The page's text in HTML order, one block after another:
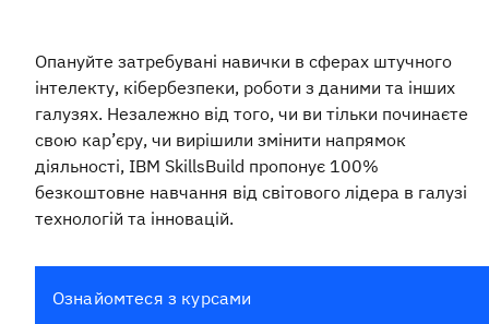
Опануйте затребувані навички в сферах штучного
інтелекту, кібербезпеки, роботи з даними та інших
галузях. Незалежно від того, чи ви тільки починаєте
свою кар’єру, чи вирішили змінити напрямок
діяльності, IBM SkillsBuild пропонує 100%
безкоштовне навчання від світового лідера в галузі
технологій та інновацій.
Ознайомтеся з курсами